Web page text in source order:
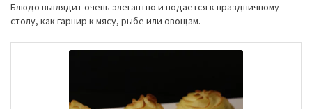
Блюдо выглядит очень элегантно и подается к праздничному
столу, как гарнир к мясу, рыбе или овощам.